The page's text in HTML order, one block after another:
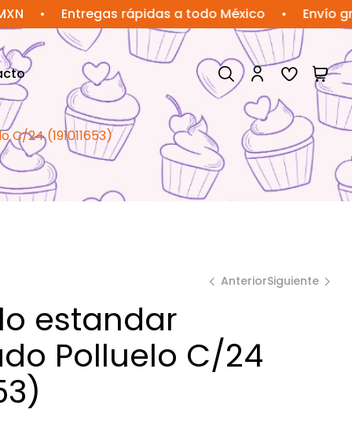
Entregas rápidas a todo México • Envío gratis en
24 (191011653)
Anterior
$ 239.77
Siguiente
$ 66.67
estandar
Polluelo C/24